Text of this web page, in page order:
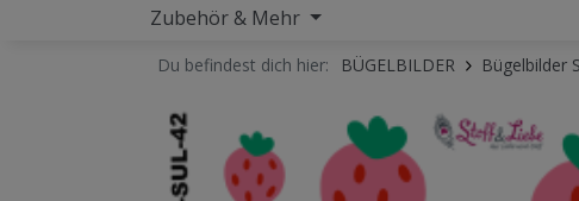
Zubehör & Mehr
Du befindest dich hier: BÜGELBILDER Bügelbilder